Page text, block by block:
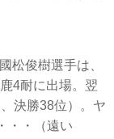
松俊樹選手は、
4耐に出場。翌
決勝38位）。ヤ
・・（遠い